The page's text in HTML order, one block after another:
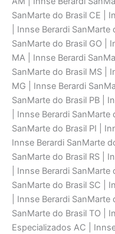
SanMarte do Brasil CE |
| Innse Berardi
SanMarte do Brasil GO |
MA | Innse Berardi
SanMarte do Brasil MS |
MG | Innse Berardi
SanMarte do Brasil PB |
| Innse Berardi
SanMarte do Brasil PI |
Innse Berardi SanMarte
SanMarte do Brasil RS |
| Innse Berardi
SanMarte do Brasil SC |
| Innse Berardi
SanMarte do Brasil TO |
Especializados AC |